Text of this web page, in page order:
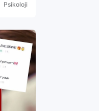
Psikoloji